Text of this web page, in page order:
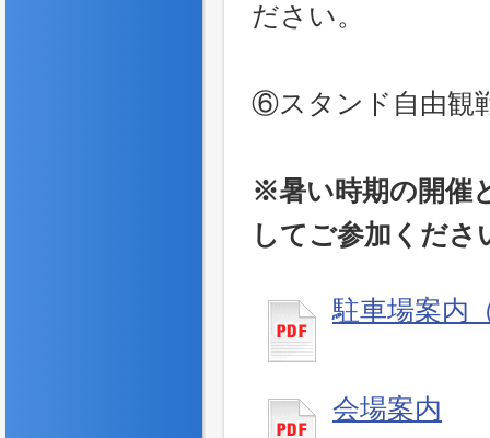
ださい。
⑥スタンド自由観
※暑い時期の開催
してご参加くださ
駐車場案内
会場案内